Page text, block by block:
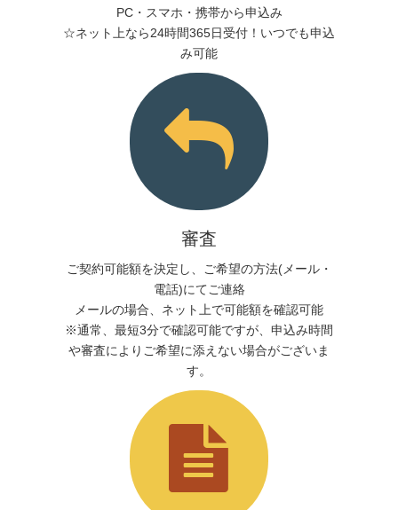
PC・スマホ・携帯から申込み
☆ネット上なら24時間365日受付！いつでも申込
み可能
審査
ご契約可能額を決定し、ご希望の方法(メール・
電話)にてご連絡
メールの場合、ネット上で可能額を確認可能
※通常、最短3分で確認可能ですが、申込み時間
や審査によりご希望に添えない場合がございま
す。